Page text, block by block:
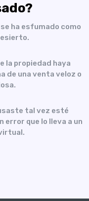
ha esfumado como
la propiedad haya
de una venta veloz o
tal vez esté
error que lo lleva a un